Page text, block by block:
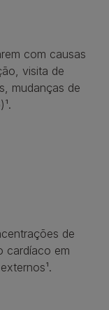
com causas
visita de
mudanças de
de
cardíaco em